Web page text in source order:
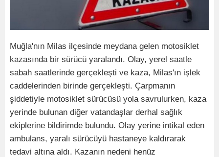
Muğla'nın Milas ilçesinde meydana gelen motosiklet
kazasında bir sürücü yaralandı. Olay, yerel saatle
sabah saatlerinde gerçekleşti ve kaza, Milas'ın işlek
caddelerinden birinde gerçekleşti. Çarpmanın
şiddetiyle motosiklet sürücüsü yola savrulurken, kaza
yerinde bulunan diğer vatandaşlar derhal sağlık
ekiplerine bildirimde bulundu. Olay yerine intikal eden
ambulans, yaralı sürücüyü hastaneye kaldırarak
tedavi altına aldı. Kazanın nedeni henüz